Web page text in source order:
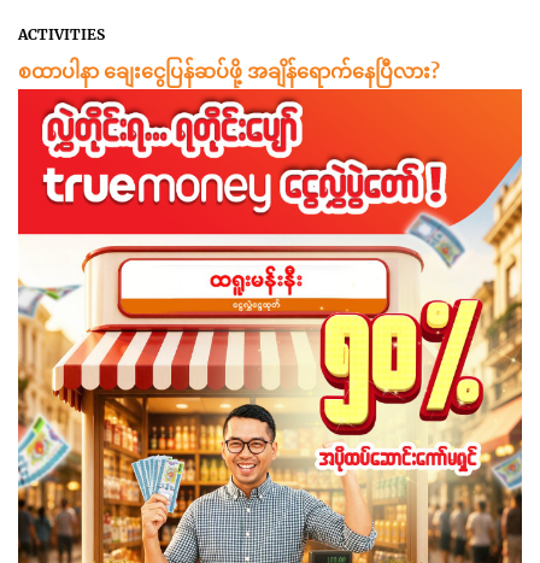
ACTIVITIES
စထာပါနာ ချေးငွေပြန်ဆပ်ဖို့ အချိန်ရောက်နေပြီလား?